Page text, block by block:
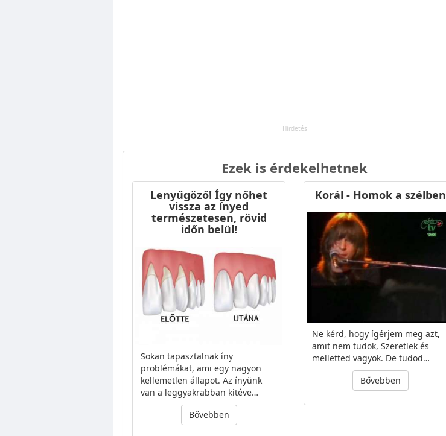
Ezek is érdekelhetnek
Lenyűgöző! Így nőhet
vissza az ínyed
természetesen, rövid
időn belül!
Sokan tapasztalnak íny
problémákat, ami egy nagyon
kellemetlen állapot. Az ínyünk
van a leggyakrabban kitéve…
Bővebben
Korál - Homok a szélben
Ne kérd, hogy ígérjem meg azt,
amit nem tudok, Szeretlek és
melletted vagyok. De tudod…
Bővebben